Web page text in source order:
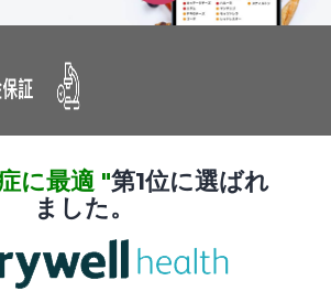
に最適 "第1位に選ばれ
ました。